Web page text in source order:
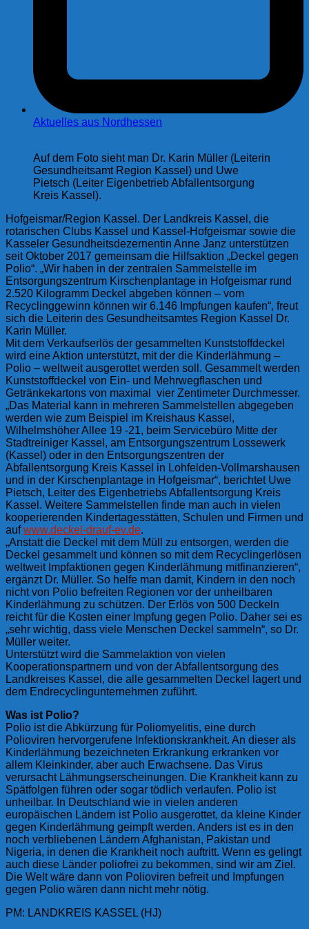
Aktuelles aus Nordhessen
Auf dem Foto sieht man Dr. Karin Müller (Leiterin
Gesundheitsamt Region Kassel) und Uwe
Pietsch (Leiter Eigenbetrieb Abfallentsorgung
Kreis Kassel).
Hofgeismar/Region Kassel. Der Landkreis Kassel, die
rotarischen Clubs Kassel und Kassel-Hofgeismar sowie die
Kasseler Gesundheitsdezernentin Anne Janz unterstützen
seit Oktober 2017 gemeinsam die Hilfsaktion „Deckel gegen
Polio“. „Wir haben in der zentralen Sammelstelle im
Entsorgungszentrum Kirschenplantage in Hofgeismar rund
2.520 Kilogramm Deckel abgeben können – vom
Recyclinggewinn können wir 6.146 Impfungen kaufen“, freut
sich die Leiterin des Gesundheitsamtes Region Kassel Dr.
Karin Müller.
Mit dem Verkaufserlös der gesammelten Kunststoffdeckel
wird eine Aktion unterstützt, mit der die Kinderlähmung –
Polio – weltweit ausgerottet werden soll. Gesammelt werden
Kunststoffdeckel von Ein- und Mehrwegflaschen und
Getränkekartons von maximal vier Zentimeter Durchmesser.
„Das Material kann in mehreren Sammelstellen abgegeben
werden wie zum Beispiel im Kreishaus Kassel,
Wilhelmshöher Allee 19 -21, beim Servicebüro Mitte der
Stadtreiniger Kassel, am Entsorgungszentrum Lossewerk
(Kassel) oder in den Entsorgungszentren der
Abfallentsorgung Kreis Kassel in Lohfelden-Vollmarshausen
und in der Kirschenplantage in Hofgeismar“, berichtet Uwe
Pietsch, Leiter des Eigenbetriebs Abfallentsorgung Kreis
Kassel. Weitere Sammelstellen finde man auch in vielen
kooperierenden Kindertagesstätten, Schulen und Firmen und
aufwww.deckel-drauf-ev.de.
„Anstatt die Deckel mit dem Müll zu entsorgen, werden die
Deckel gesammelt und können so mit dem Recyclingerlösen
weltweit Impfaktionen gegen Kinderlähmung mitfinanzieren“,
ergänzt Dr. Müller. So helfe man damit, Kindern in den noch
nicht von Polio befreiten Regionen vor der unheilbaren
Kinderlähmung zu schützen. Der Erlös von 500 Deckeln
reicht für die Kosten einer Impfung gegen Polio. Daher sei es
„sehr wichtig, dass viele Menschen Deckel sammeln“, so Dr.
Müller weiter.
Unterstützt wird die Sammelaktion von vielen
Kooperationspartnern und von der Abfallentsorgung des
Landkreises Kassel, die alle gesammelten Deckel lagert und
dem Endrecyclingunternehmen zuführt.
Was ist Polio?
Polio ist die Abkürzung für Poliomyelitis, eine durch
Polioviren hervorgerufene Infektionskrankheit. An dieser als
Kinderlähmung bezeichneten Erkrankung erkranken vor
allem Kleinkinder, aber auch Erwachsene. Das Virus
verursacht Lähmungserscheinungen. Die Krankheit kann zu
Spätfolgen führen oder sogar tödlich verlaufen. Polio ist
unheilbar. In Deutschland wie in vielen anderen
europäischen Ländern ist Polio ausgerottet, da kleine Kinder
gegen Kinderlähmung geimpft werden. Anders ist es in den
noch verbliebenen Ländern Afghanistan, Pakistan und
Nigeria, in denen die Krankheit noch auftritt. Wenn es gelingt
auch diese Länder poliofrei zu bekommen, sind wir am Ziel.
Die Welt wäre dann von Polioviren befreit und Impfungen
gegen Polio wären dann nicht mehr nötig.
PM: LANDKREIS KASSEL (HJ)